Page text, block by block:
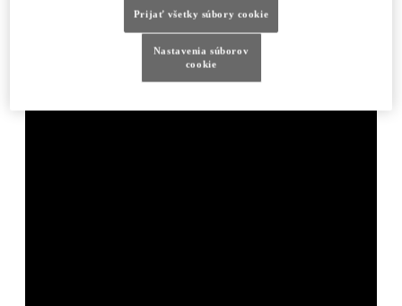
Prijať všetky súbory cookie
Nastavenia súborov
cookie